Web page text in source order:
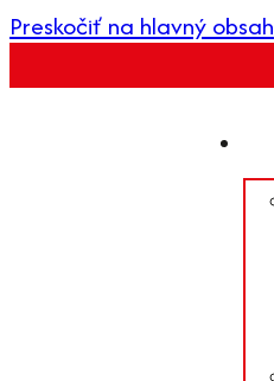
Preskočiť na hlavný obsah